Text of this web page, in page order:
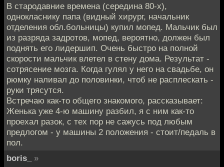
В стародавние времена (середина 80-х),
однокласнику папа (видный хирург, начальник
отделения обл.больницы) купил мопед. Мальчик был
из разряда задротов, мопед, вероятно, должен был
поднять его лидершип. Очень быстро на полной
скорости мальчик влетел в стену дома. Результат -
сотрясение мозга. Когда гулял у него на свадьбе, он
рюмку наливал до половинки, чтоб не расплескать -
руки трясутся.
Встречаю как-то общего знакомого, рассказывает:
Женька уже 4-ю машину разбил, я с ним как-то
проехал разок, с тех пор не сажусь под любым
предлогом - у машины 2 положения - стоит/педаль в
пол.
boris_
»